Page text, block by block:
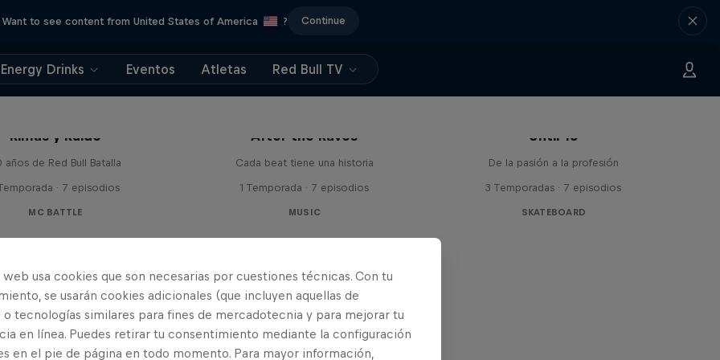
Want to see content from United States of America ? Continue
Energy Drinks Eventos Atletas Red Bull TV
Rimas y Ruido
años de Red Bull Batalla
· 7 episodios
MC BATTLE
After the Raves
Cada beat tiene una historia
1 Temporada · 7 episodios
MUSIC
Until 18
De la pasión a la profesión
3 Temporadas · 7 episodios
SKATEBOARD
web usa cookies que son necesarias por cuestiones técnicas. Con tu
se usarán cookies adicionales (que incluyen aquellas de
tecnologías similares para fines de mercadotecnia y para mejorar tu
en línea. Puedes retirar tu consentimiento mediante la configuración
en el pie de página en todo momento. Para mayor información,